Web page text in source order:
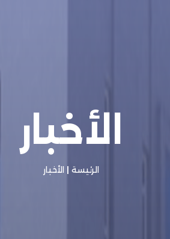
الأخبار
الرئيسة | الأخبار